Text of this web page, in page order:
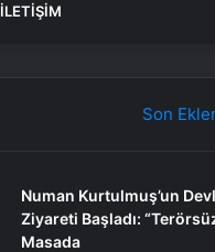
İLETIŞIM
Son
Numan Kurtulmuş’un
Ziyareti Başladı:
Masada